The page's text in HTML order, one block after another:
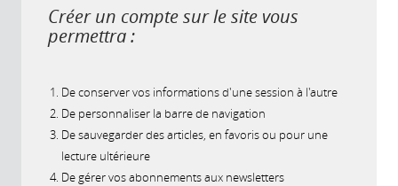
Créer un compte sur le site vous
permettra :
De conserver vos informations d'une session à l'autre
De personnaliser la barre de navigation
De sauvegarder des articles, en favoris ou pour une
lecture ultérieure
De gérer vos abonnements aux newsletters